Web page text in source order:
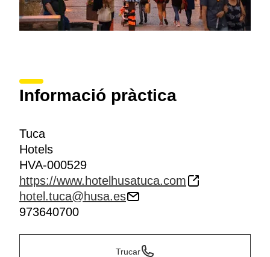
Informació pràctica
Tuca
Hotels
HVA-000529
https://www.hotelhusatuca.com
hotel.tuca@husa.es
973640700
Trucar